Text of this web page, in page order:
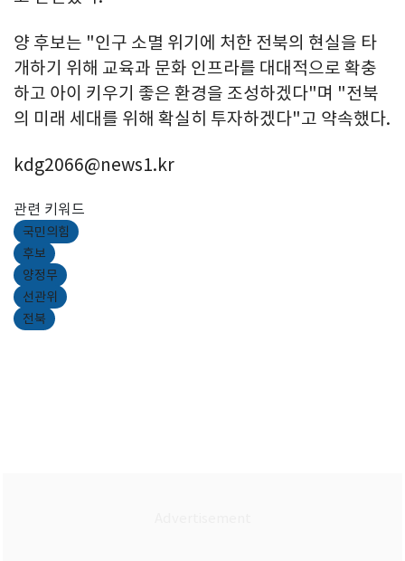
양 후보는 "인구 소멸 위기에 처한 전북의 현실을 타
개하기 위해 교육과 문화 인프라를 대대적으로 확충
하고 아이 키우기 좋은 환경을 조성하겠다"며 "전북
의 미래 세대를 위해 확실히 투자하겠다"고 약속했다.
kdg2066@news1.kr
관련 키워드
국민의힘
후보
양정무
선관위
전북